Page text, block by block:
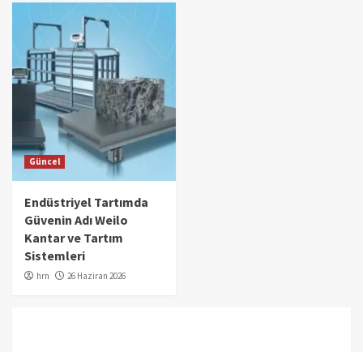
Güncel
Endüstriyel Tartımda
Güvenin Adı Weilo
Kantar ve Tartım
Sistemleri
hrn 26 Haziran 2026